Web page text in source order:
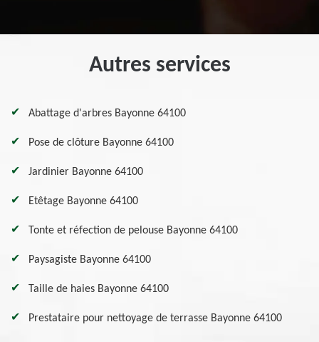
Autres services
Abattage d'arbres Bayonne 64100
Pose de clôture Bayonne 64100
Jardinier Bayonne 64100
Etêtage Bayonne 64100
Tonte et réfection de pelouse Bayonne 64100
Paysagiste Bayonne 64100
Taille de haies Bayonne 64100
Prestataire pour nettoyage de terrasse Bayonne 64100